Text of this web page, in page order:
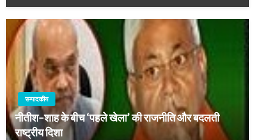
सम्पादकीय
नीतीश–शाह के बीच ‘पहले खेला’ की राजनीति और बदलती
राष्ट्रीय दिशा